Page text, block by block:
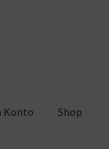
Konto Shop